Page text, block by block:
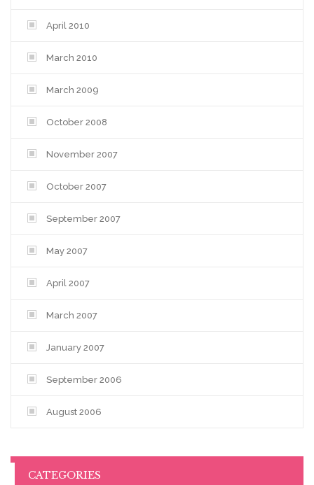
April 2010
March 2010
March 2009
October 2008
November 2007
October 2007
September 2007
May 2007
April 2007
March 2007
January 2007
September 2006
August 2006
CATEGORIES